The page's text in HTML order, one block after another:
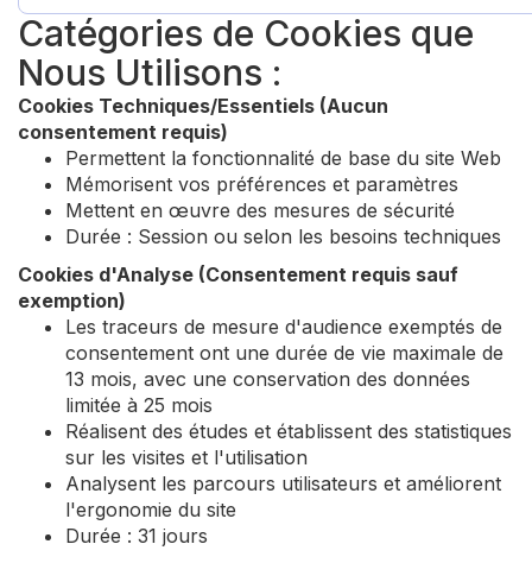
Catégories de Cookies que
Nous Utilisons :
Cookies Techniques/Essentiels (Aucun
consentement requis)
Permettent la fonctionnalité de base du site Web
Mémorisent vos préférences et paramètres
Mettent en œuvre des mesures de sécurité
Durée : Session ou selon les besoins techniques
Cookies d'Analyse (Consentement requis sauf
exemption)
Les traceurs de mesure d'audience exemptés de
consentement ont une durée de vie maximale de
13 mois, avec une conservation des données
limitée à 25 mois
Réalisent des études et établissent des statistiques
sur les visites et l'utilisation
Analysent les parcours utilisateurs et améliorent
l'ergonomie du site
Durée : 31 jours